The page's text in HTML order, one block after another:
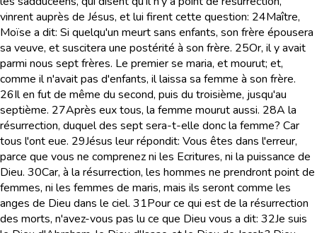
vinrent auprès de Jésus, et lui firent cette question: 24Maître,
Moïse a dit: Si quelqu'un meurt sans enfants, son frère épousera
sa veuve, et suscitera une postérité à son frère. 25Or, il y avait
parmi nous sept frères. Le premier se maria, et mourut; et,
comme il n'avait pas d'enfants, il laissa sa femme à son frère.
26Il en fut de même du second, puis du troisième, jusqu'au
septième. 27Après eux tous, la femme mourut aussi. 28A la
résurrection, duquel des sept sera-t-elle donc la femme? Car
tous l'ont eue. 29Jésus leur répondit: Vous êtes dans l'erreur,
parce que vous ne comprenez ni les Ecritures, ni la puissance de
Dieu. 30Car, à la résurrection, les hommes ne prendront point de
femmes, ni les femmes de maris, mais ils seront comme les
anges de Dieu dans le ciel. 31Pour ce qui est de la résurrection
des morts, n'avez-vous pas lu ce que Dieu vous a dit: 32Je suis